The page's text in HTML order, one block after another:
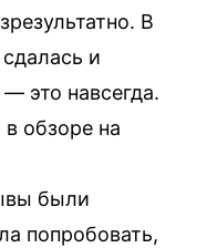
В
и
это навсегда.
обзоре на
были
попробовать,